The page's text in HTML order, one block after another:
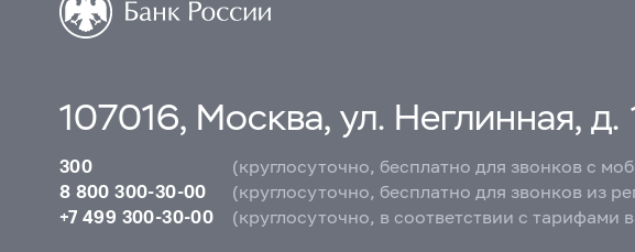
107016, Москва, ул. Неглинная,
300
(круглосуточно, бесплатно для звонков с
8 800 300-30-00
(круглосуточно, бесплатно для звонков из
+7 499 300-30-00
(круглосуточно, в соответствии с тарифами